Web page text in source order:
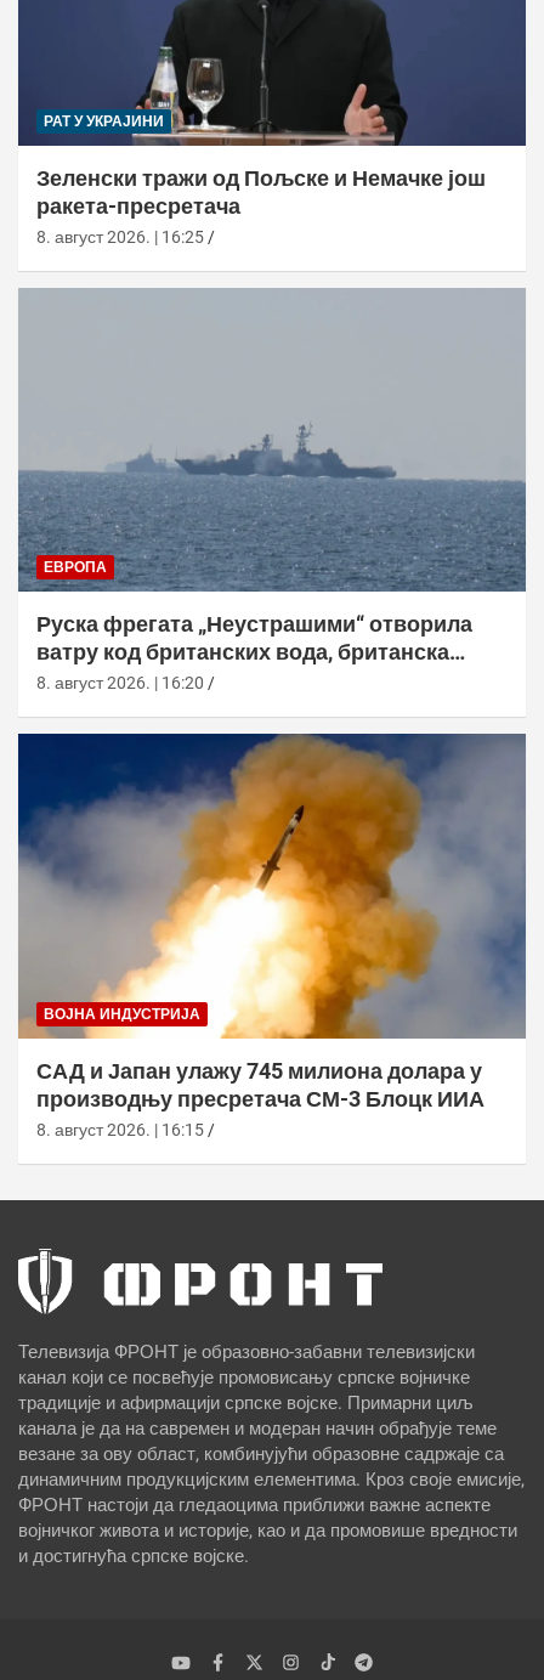
РАТ У УКРАЈИНИ
Зеленски тражи од Пољске и Немачке још
ракета-пресретача
8. август 2026. | 16:25
ЕВРОПА
Руска фрегата „Неустрашими“ отворила
ватру код британских вода, британска
морнарица појачала праћење
8. август 2026. | 16:20
ВОЈНА ИНДУСТРИЈА
САД и Јапан улажу 745 милиона долара у
производњу пресретача СМ-3 Блоцк ИИА
8. август 2026. | 16:15
Телевизија ФРОНТ је образовно-забавни телевизијски
канал који се посвећује промовисању српске војничке
традиције и афирмацији српске војске. Примарни циљ
канала је да на савремен и модеран начин обрађује теме
везане за ову област, комбинујући образовне садржаје са
динамичним продукцијским елементима. Кроз своје емисије,
ФРОНТ настоји да гледаоцима приближи важне аспекте
војничког живота и историје, као и да промовише вредности
и достигнућа српске војске.